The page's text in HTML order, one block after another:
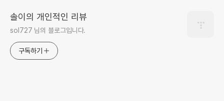
솔이의 개인적인 리뷰
sol727 님의 블로그입니다.
구독하기